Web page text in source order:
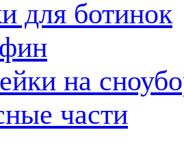
для ботинок
на
части